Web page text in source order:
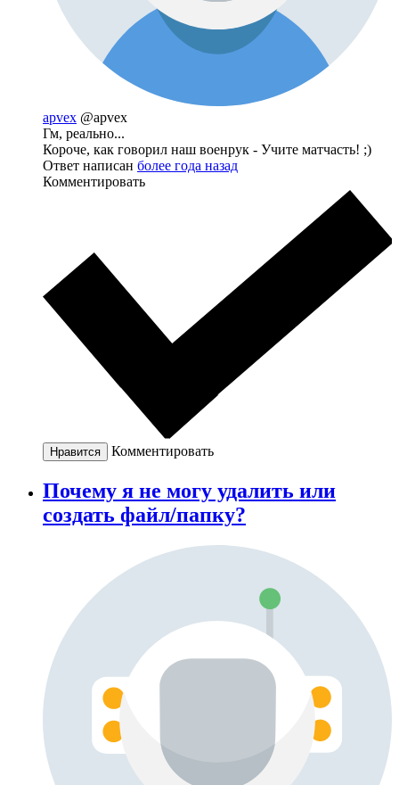
apvex @apvex
Гм, реально...
Короче, как говорил наш военрук - Учите матчасть! ;)
Ответ написан более года назад
Комментировать
Нравится Комментировать
Почему я не могу удалить или
создать файл/папку?